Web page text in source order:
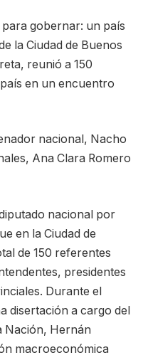
gobernar: un país
la Ciudad de Buenos
reunió a 150
en un encuentro
nacional, Nacho
Ana Clara Romero
nacional por
en la Ciudad de
de 150 referentes
presidentes
Durante el
disertación a cargo del
Nación, Hernán
macroeconómica